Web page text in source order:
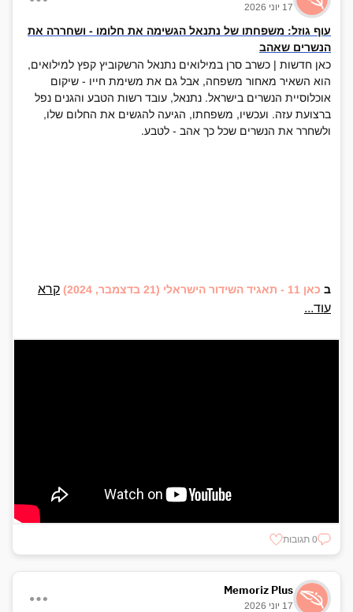
17 יוני 2026
עוף גוזל: משפחתו של נתנאל הגשימה את חלומו - ושחררה את
הנשרים שאהב
כאן חדשות | כשרב סרן במילואים נתנאל הרשקוביץ קפץ למילואים,
הוא השאיר מאחור משפחה, אבל גם את משימת חייו - שיקום
אוכלוסיית הנשרים בישראל. נתנאל, עובד רשות הטבע והגנים נפל
ברצועת עזה. ועכשיו, משפחתו, הגיעה להגשים את החלום שלו,
ולשחרר את הנשרים שכל כך אהב - לטבע.
ב כאן 11 - תאגיד השידור הישראלי (21 בדצמבר, 2024)
קרא
עוד...
0 תגובות
Memoriz Plus
17 יוני 2026